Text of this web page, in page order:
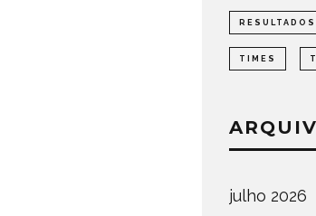
RESULTADOS
TIMES
julho 2026